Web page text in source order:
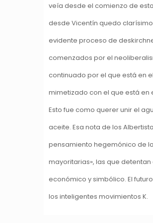
veía desde el comienzo de
desde Vicentín quedo
evidente proceso de
comenzados por el
continuado por el que está en
mimetizado con el que está en
Esto fue como querer unir el
aceite. Esa nota de los
pensamiento hegemónico de
mayoritarias», las que
económico y simbólico. El
los inteligentes movimientos K.